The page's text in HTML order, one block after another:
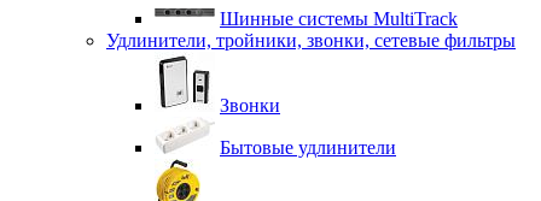
Шинные системы MultiTrack
Удлинители, тройники, звонки, сетевые фильтры
Звонки
Бытовые удлинители